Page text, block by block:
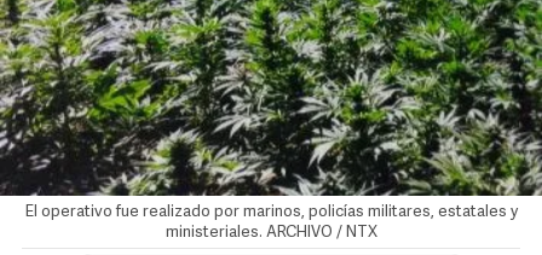
El operativo fue realizado por marinos, policías militares, estatales y
ministeriales. ARCHIVO / NTX